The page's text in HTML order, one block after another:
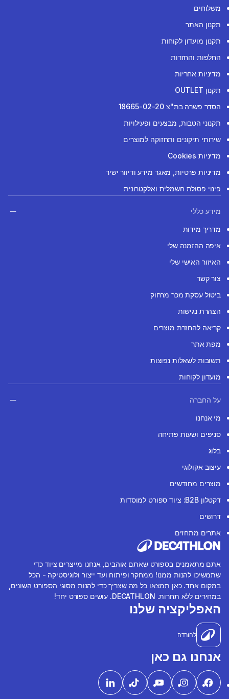
משלוחים
תקנון האתר
תקנון מועדון לקוחות
החלפות והחזרות
מדיניות אחריות
תקנון OUTLET
הסדר פשרה בת"צ 18665-02-20
תקנוני הטבות, מבצעים ופעילויות
שירותי תיקונים ותחזוקה למוצרים
מדיניות Cookies
מדיניות פרטיות, מאגר מידע ודיוור ישיר
פינוי פסולת חשמלית ואלקטרונית
מידע כללי
מדריך מידות
איפה ההזמנה שלי
האיזור האישי שלי
צור קשר
ביטול עסקת מכר מרחוק
הצהרת נגישות
קריאה להחזרת מוצרים
מפת אתר
תשובות לשאלות נפוצות
מועדון לקוחות
על החברה
מי אנחנו
סניפים ושעות פתיחה
בלוג
עיצוב אקולוגי
מוצרים מחודשים
דקטלון B2B: ציוד ספורט למוסדות
דרושים
אתרים מתחזים
אתם מתאמנים בספורט שאתם אוהבים, אנחנו מייצרים ציוד כדי
שתמשיכו להנות ממנו! ממחקר ופיתוח ועד ייצור ולוגיסטיקה - הכל
במקום אחד. כאן תמצאו כל מה שצריך כדי להנות מסוגי הספורט השונים,
במחירים ללא תחרות. DECATHLON. עושים ספורט יחד!
האפליקציה שלנו
להורדה
אנחנו גם כאן